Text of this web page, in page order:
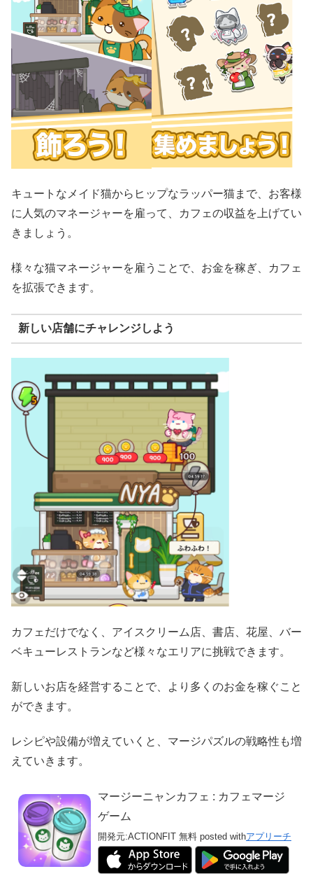
キュートなメイド猫からヒップなラッパー猫まで、お客様
に人気のマネージャーを雇って、カフェの収益を上げてい
きましょう。
様々な猫マネージャーを雇うことで、お金を稼ぎ、カフェ
を拡張できます。
新しい店舗にチャレンジしよう
カフェだけでなく、アイスクリーム店、書店、花屋、バー
ベキューレストランなど様々なエリアに挑戦できます。
新しいお店を経営することで、より多くのお金を稼ぐこと
ができます。
レシピや設備が増えていくと、マージパズルの戦略性も増
えていきます。
マージーニャンカフェ : カフェマージ
ゲーム
開発元:ACTIONFIT 無料 posted withアプリーチ